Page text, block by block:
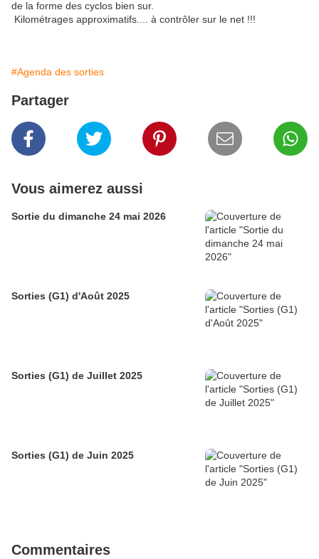
de la forme des cyclos bien sur.
Kilométrages approximatifs.... à contrôler sur le net !!!
#Agenda des sorties
Partager
Vous aimerez aussi
Sortie du dimanche 24 mai 2026
Sorties (G1) d'Août 2025
Sorties (G1) de Juillet 2025
Sorties (G1) de Juin 2025
Commentaires